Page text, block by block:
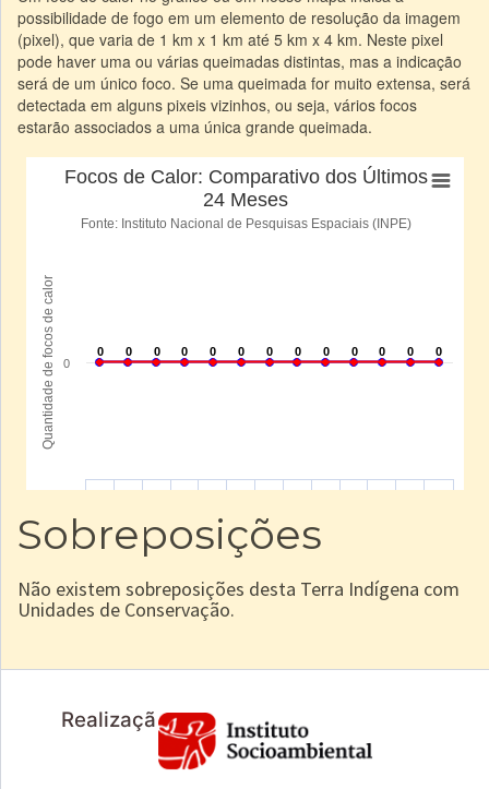
possibilidade de fogo em um elemento de resolução da imagem
(pixel), que varia de 1 km x 1 km até 5 km x 4 km. Neste pixel
pode haver uma ou várias queimadas distintas, mas a indicação
será de um único foco. Se uma queimada for muito extensa, será
detectada em alguns pixeis vizinhos, ou seja, vários focos
estarão associados a uma única grande queimada.
Sobreposições
Não existem sobreposições desta Terra Indígena com
Unidades de Conservação.